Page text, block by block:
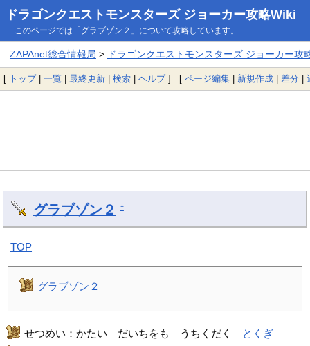
ドラゴンクエストモンスターズ ジョーカー攻略Wiki
このページでは「グラブゾン２」について攻略しています。
ZAPAnet総合情報局 > ドラゴンクエストモンスターズ ジョーカー攻
[ トップ| 一覧 | 最終更新 | 検索 | ヘルプ] [ ページ編集 | 新規作成 | 差分 |
グラブゾン２ †
TOP
グラブゾン２
せつめい：かたい だいちをも うちくだく
とくぎ